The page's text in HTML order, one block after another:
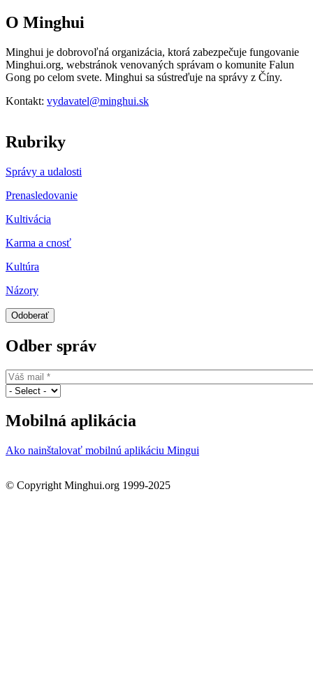
O Minghui
Minghui je dobrovoľná organizácia, ktorá zabezpečuje fungovanie
Minghui.org, webstránok venovaných správam o komunite Falun
Gong po celom svete. Minghui sa sústreďuje na správy z Číny.
Kontakt: vydavatel@minghui.sk
Rubriky
Správy a udalosti
Prenasledovanie
Kultivácia
Karma a cnosť
Kultúra
Názory
Odber správ
Mobilná aplikácia
Ako nainštalovať mobilnú aplikáciu Mingui
© Copyright Minghui.org 1999-2025